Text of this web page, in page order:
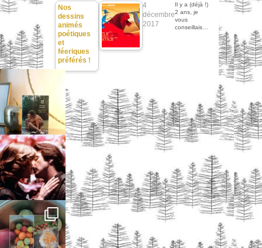
Nos
dessins
animés
poétiques
et
féeriques
préférés !
4
décembre
2017
Il y a (déjà !)
2 ans, je
vous
conseillais…